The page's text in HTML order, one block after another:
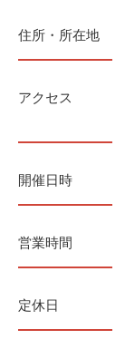
住所・所在地
アクセス
開催日時
営業時間
定休日